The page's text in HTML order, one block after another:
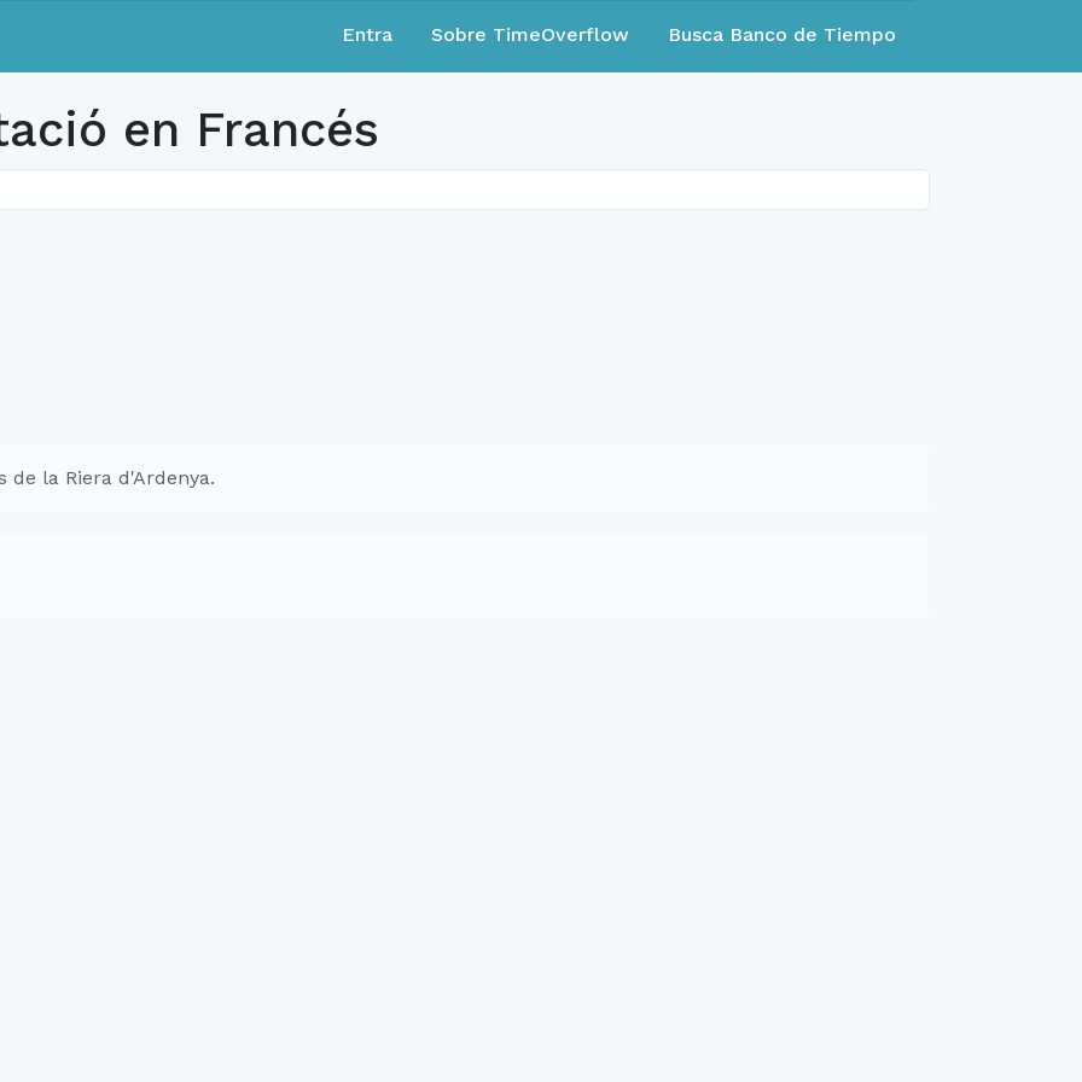
Entra Sobre TimeOverflow Busca Banco de Tiempo
en Francés
de la Riera d'Ardenya.